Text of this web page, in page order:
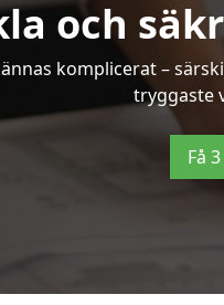
och
komplicerat –
tryggaste
Få